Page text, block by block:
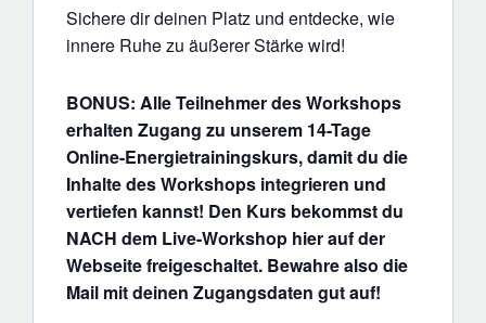
Sichere dir deinen Platz und entdecke, wie
innere Ruhe zu äußerer Stärke wird!
BONUS: Alle Teilnehmer des Workshops
erhalten Zugang zu unserem 14-Tage
Online-Energietrainingskurs, damit du die
Inhalte des Workshops integrieren und
vertiefen kannst! Den Kurs bekommst du
NACH dem Live-Workshop hier auf der
Webseite freigeschaltet. Bewahre also die
Mail mit deinen Zugangsdaten gut auf!